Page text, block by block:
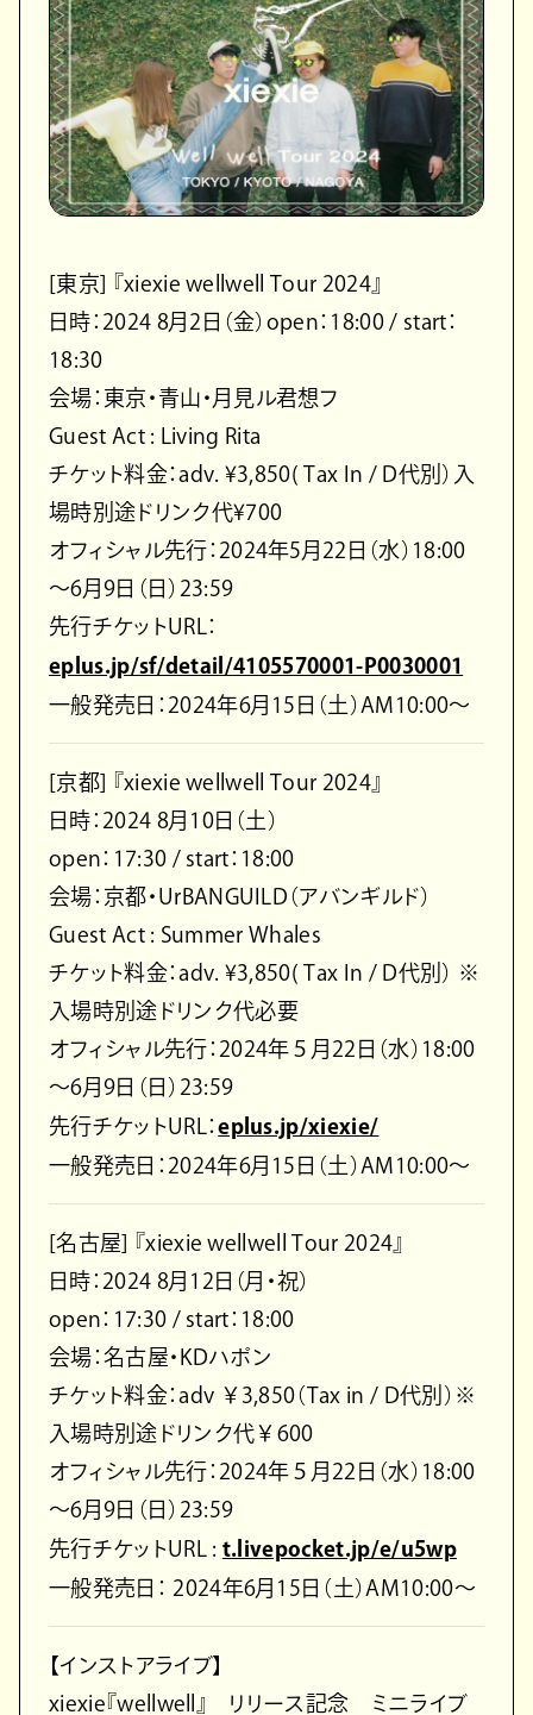
[東京] 『xiexie wellwell Tour 2024』
日時：2024 8月2日（金）open：18:00 / start：
18:30
会場：東京・青山・月見ル君想フ
Guest Act : Living Rita
チケット料金：adv. ¥3,850( Tax In / D代別）入
場時別途ドリンク代¥700
オフィシャル先行：2024年5月22日（水）18:00
～6月9日（日）23:59
先行チケットURL：
eplus.jp/sf/detail/4105570001-P0030001
一般発売日：2024年6月15日（土）AM10:00～
[京都] 『xiexie wellwell Tour 2024』
日時：2024 8月10日（土）
open：17:30 / start：18:00
会場：京都・UrBANGUILD（アバンギルド）
Guest Act : Summer Whales
チケット料金：adv. ¥3,850( Tax In / D代別） ※
入場時別途ドリンク代必要
オフィシャル先行：2024年５月22日（水）18:00
～6月9日（日）23:59
先行チケットURL：eplus.jp/xiexie/
一般発売日：2024年6月15日（土）AM10:00～
[名古屋] 『xiexie wellwell Tour 2024』
日時：2024 8月12日（月・祝）
open：17:30 / start：18:00
会場：名古屋・KDハポン
チケット料金：adv ￥3,850（Tax in / D代別）※
入場時別途ドリンク代￥600
オフィシャル先行：2024年５月22日（水）18:00
～6月9日（日）23:59
先行チケットURL : t.livepocket.jp/e/u5wp
一般発売日： 2024年6月15日（土）AM10:00～
【インストアライブ】
xiexie『wellwell』 リリース記念 ミニライブ